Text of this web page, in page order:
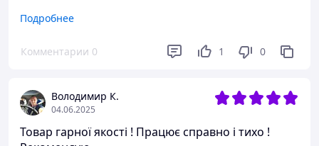
Преимущества
Обмотка мотора медная
Недостатки
Подробнее
Комментарии 0 1 0
Володимир К.
04.06.2025
Товар гарної якості ! Працює справно і тихо !